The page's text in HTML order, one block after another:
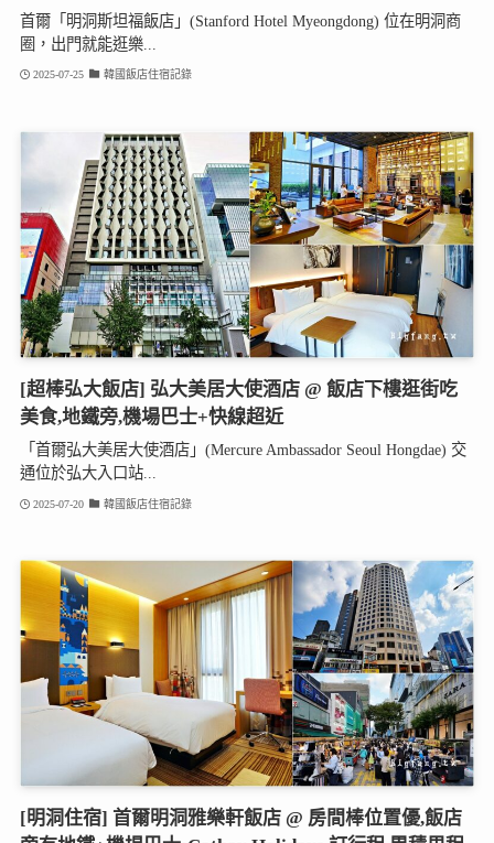
首爾「明洞斯坦福飯店」(Stanford Hotel Myeongdong) 位在明洞商
圈，出門就能逛樂...
2025-07-25 韓國飯店住宿記錄
[超棒弘大飯店] 弘大美居大使酒店 @ 飯店下樓逛街吃
美食,地鐵旁,機場巴士+快線超近
「首爾弘大美居大使酒店」(Mercure Ambassador Seoul Hongdae) 交
通位於弘大入口站...
2025-07-20 韓國飯店住宿記錄
[明洞住宿] 首爾明洞雅樂軒飯店 @ 房間棒位置優,飯店